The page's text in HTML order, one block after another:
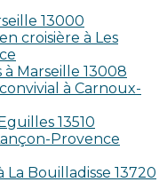
13000
croisière à Les
Marseille 13008
à Carnoux-
13510
Provence
Bouilladisse 13720